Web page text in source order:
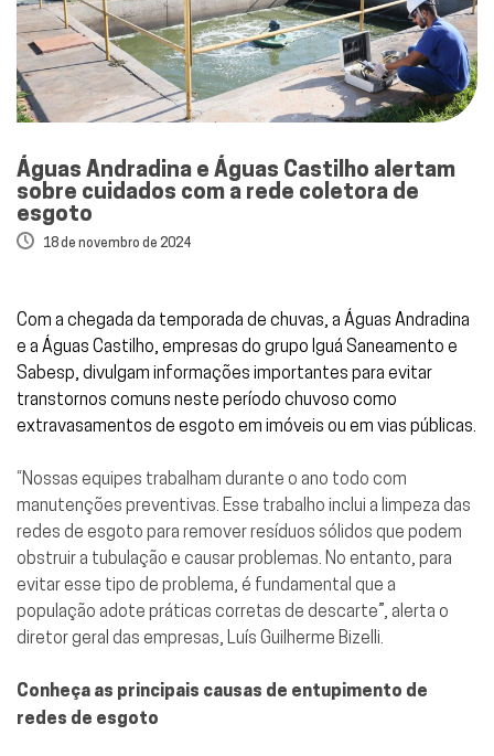
Águas Andradina e Águas Castilho alertam
sobre cuidados com a rede coletora de
esgoto
18 de novembro de 2024
Com a chegada da temporada de chuvas, a Águas Andradina
e a Águas Castilho, empresas do grupo Iguá Saneamento e
Sabesp, divulgam informações importantes para evitar
transtornos comuns neste período chuvoso como
extravasamentos de esgoto em imóveis ou em vias públicas.
“Nossas equipes trabalham durante o ano todo com
manutenções preventivas. Esse trabalho inclui a limpeza das
redes de esgoto para remover resíduos sólidos que podem
obstruir a tubulação e causar problemas. No entanto, para
evitar esse tipo de problema, é fundamental que a
população adote práticas corretas de descarte”, alerta o
diretor geral das empresas, Luís Guilherme Bizelli.
Conheça as principais causas de entupimento de
redes de esgoto